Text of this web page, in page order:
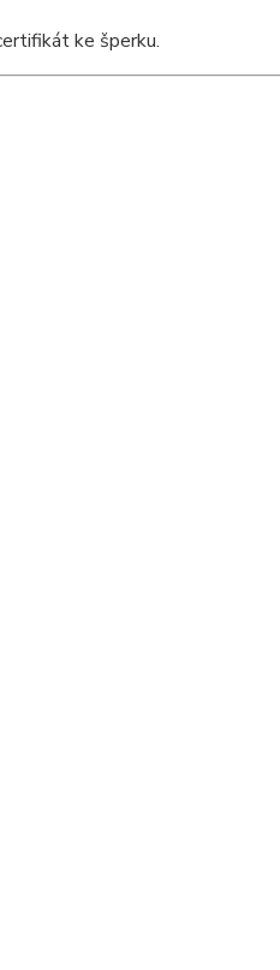
ke šperku.